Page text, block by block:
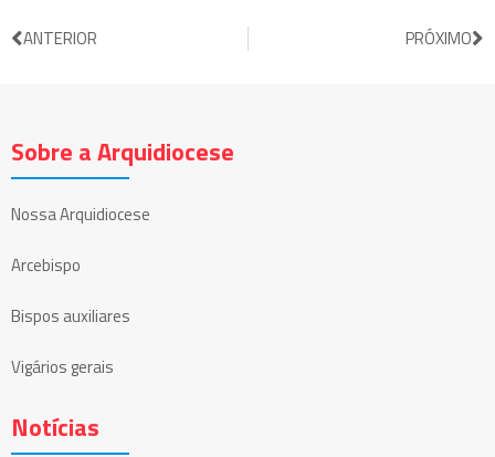
ANTERIOR PRÓXIMO
Sobre a Arquidiocese
Nossa Arquidiocese
Arcebispo
Bispos auxiliares
Vigários gerais
Notícias